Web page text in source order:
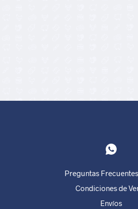
Preguntas Frecuentes
Condiciones de
Envíos